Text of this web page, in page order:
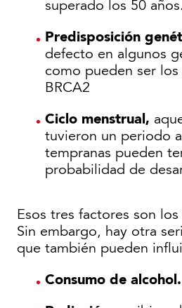
superado los 50 años.
Predisposición
defecto en algunos
como pueden ser los
BRCA2
Ciclo menstrual,
tuvieron un periodo
tempranas pueden
probabilidad de
Esos tres factores son
Sin embargo, hay otra
que también pueden
Consumo de alcohol.